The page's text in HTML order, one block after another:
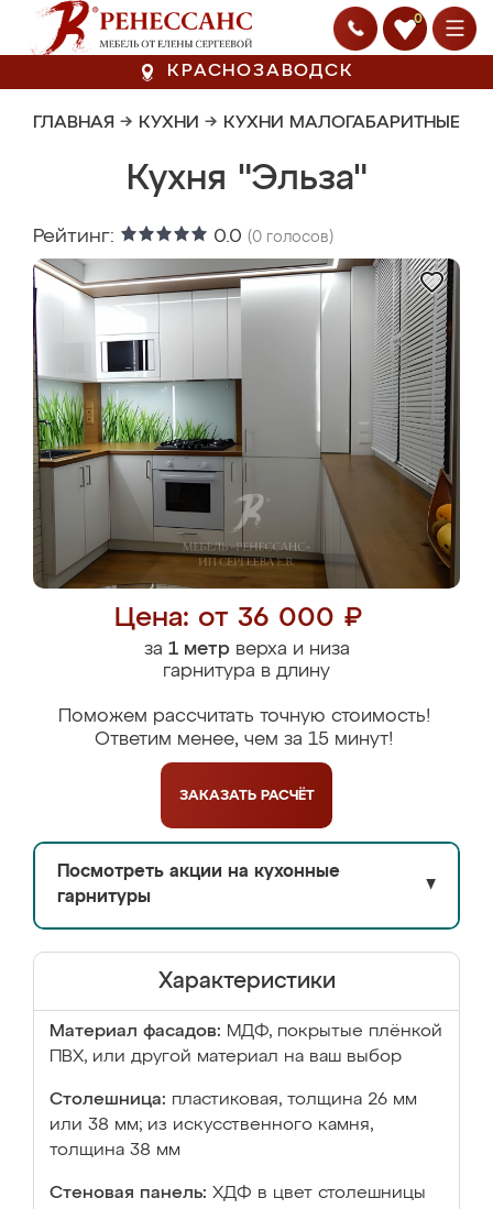
0
КРАСНОЗАВОДСК
ГЛАВНАЯ → КУХНИ → КУХНИ МАЛОГАБАРИТНЫЕ
Кухня "Эльза"
Рейтинг: 0.0 (0 голосов)
Цена: от 36 000 ₽
за 1 метрверха и низа
гарнитура в длину
Поможем рассчитать точную стоимость!
Ответим менее, чем за 15 минут!
ЗАКАЗАТЬ РАСЧЁТ
Посмотреть акции на кухонные
гарнитуры
▼
Характеристики
Материал фасадов: МДФ, покрытые плёнкой
ПВХ, или другой материал на ваш выбор
Столешница: пластиковая, толщина 26 мм
или 38 мм; из искусственного камня,
толщина 38 мм
Стеновая панель: ХДФ в цвет столешницы